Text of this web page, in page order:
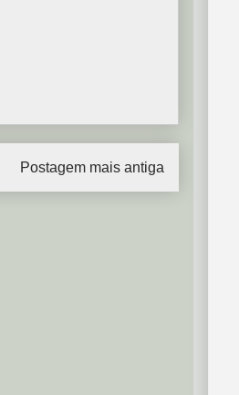
Postagem mais antiga